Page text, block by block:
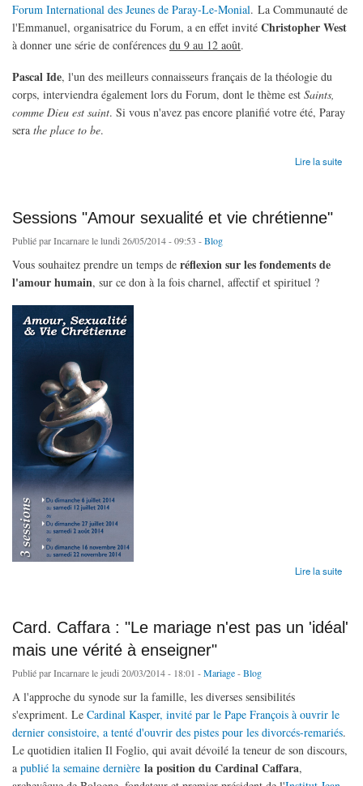
Forum International des Jeunes de Paray-Le-Monial. La Communauté de
l'Emmanuel, organisatrice du Forum, a en effet invité Christopher West
à donner une série de conférences du 9 au 12 août.
Pascal Ide, l'un des meilleurs connaisseurs français de la théologie du
corps, interviendra également lors du Forum, dont le thème est Saints,
comme Dieu est saint. Si vous n'avez pas encore planifié votre été, Paray
sera the place to be.
Lire la suite
Sessions "Amour sexualité et vie chrétienne"
Publié parIncarnarele lundi 26/05/2014 - 09:53 -Blog
Vous souhaitez prendre un temps de réflexion sur les fondements de
l'amour humain, sur ce don à la fois charnel, affectif et spirituel ?
Lire la suite
Card. Caffara : "Le mariage n'est pas un 'idéal'
mais une vérité à enseigner"
Publié parIncarnarele jeudi 20/03/2014 - 18:01 -Mariage-Blog
A l'approche du synode sur la famille, les diverses sensibilités
s'expriment. Le Cardinal Kasper, invité par le Pape François à ouvrir le
dernier consistoire, a tenté d'ouvrir des pistes pour les divorcés-remariés.
Le quotidien italien Il Foglio, qui avait dévoilé la teneur de son discours,
a publié la semaine dernière la position du Cardinal Caffara,